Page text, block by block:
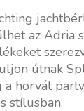
az Adria
útnak
horvát
stílusban.